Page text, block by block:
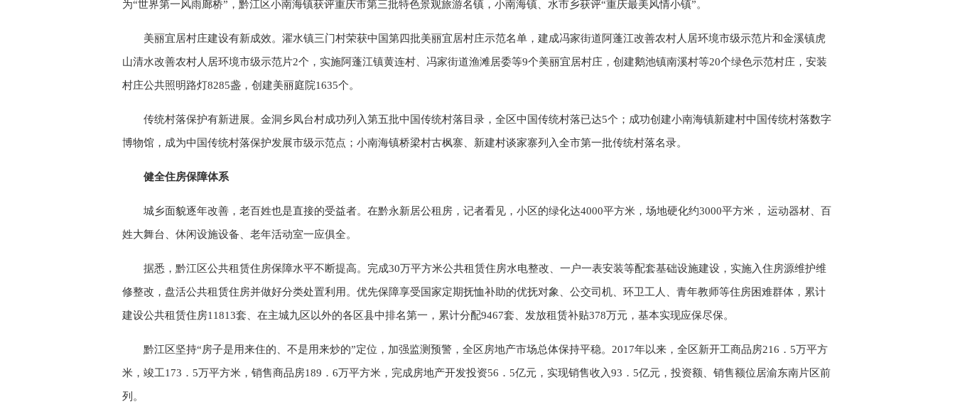
为“世界第一风雨廊桥”，黔江区小南海镇获评重庆市第三批特色景观旅游名镇，小南海镇、水市乡获评“重庆最美风情小镇”。
美丽宜居村庄建设有新成效。濯水镇三门村荣获中国第四批美丽宜居村庄示范名单，建成冯家街道阿蓬江改善农村人居环境市级示范片和金溪镇虎
山清水改善农村人居环境市级示范片2个，实施阿蓬江镇黄连村、冯家街道渔滩居委等9个美丽宜居村庄，创建鹅池镇南溪村等20个绿色示范村庄，安装
村庄公共照明路灯8285盏，创建美丽庭院1635个。
传统村落保护有新进展。金洞乡凤台村成功列入第五批中国传统村落目录，全区中国传统村落已达5个；成功创建小南海镇新建村中国传统村落数字
博物馆，成为中国传统村落保护发展市级示范点；小南海镇桥梁村古枫寨、新建村谈家寨列入全市第一批传统村落名录。
健全住房保障体系
城乡面貌逐年改善，老百姓也是直接的受益者。在黔永新居公租房，记者看见，小区的绿化达4000平方米，场地硬化约3000平方米， 运动器材、百
姓大舞台、休闲设施设备、老年活动室一应俱全。
据悉，黔江区公共租赁住房保障水平不断提高。完成30万平方米公共租赁住房水电整改、一户一表安装等配套基础设施建设，实施入住房源维护维
修整改，盘活公共租赁住房并做好分类处置利用。优先保障享受国家定期抚恤补助的优抚对象、公交司机、环卫工人、青年教师等住房困难群体，累计
建设公共租赁住房11813套、在主城九区以外的各区县中排名第一，累计分配9467套、发放租赁补贴378万元，基本实现应保尽保。
黔江区坚持“房子是用来住的、不是用来炒的”定位，加强监测预警，全区房地产市场总体保持平稳。2017年以来，全区新开工商品房216．5万平方
米，竣工173．5万平方米，销售商品房189．6万平方米，完成房地产开发投资56．5亿元，实现销售收入93．5亿元，投资额、销售额位居渝东南片区前
列。